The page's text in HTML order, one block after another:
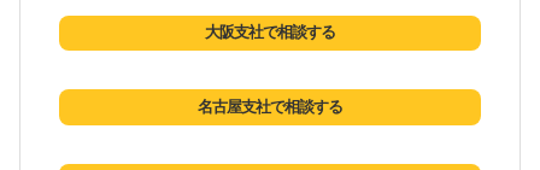
大阪支社で相談する
名古屋支社で相談する